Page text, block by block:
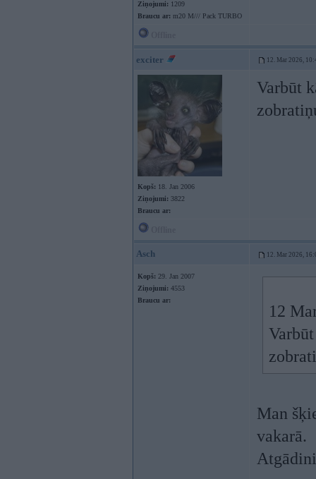
Ziņojumi: 1209
Braucu ar: m20 M/// Pack TURBO
exciter 12. Mar 2026,
Kopš: 18. Jan 2006
Ziņojumi: 3822
Braucu ar:
Varbūt
Asch 12. Mar 2026,
Kopš: 29. Jan 2007
Ziņojumi: 4553
Braucu ar:
12
Man
vakarā.